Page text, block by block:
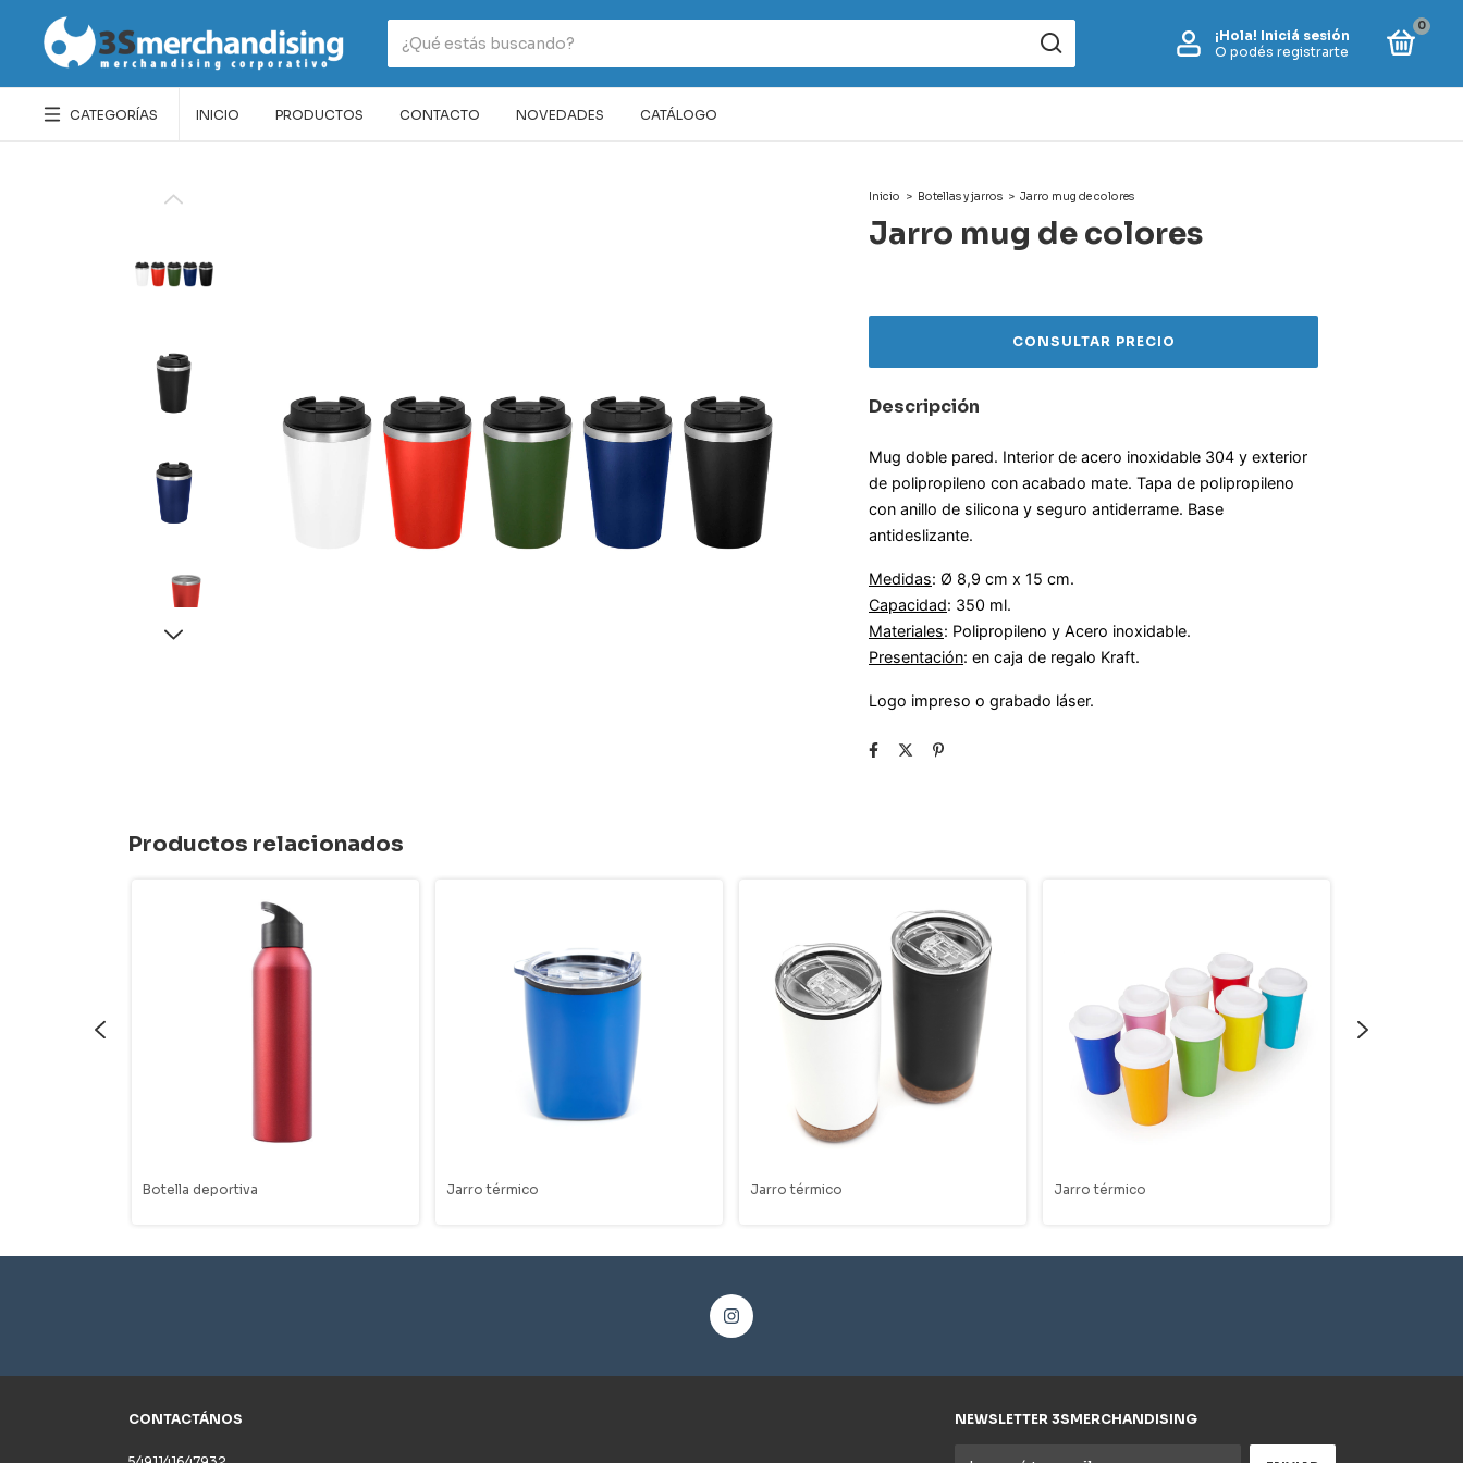
¡Hola! Iniciá sesión
O podés registrarte
0
CATEGORÍAS INICIO PRODUCTOS CONTACTO NOVEDADES CATÁLOGO
Inicio > Botellas y jarros > Jarro mug de colores
Jarro mug de colores
Descripción
Mug doble pared. Interior de acero inoxidable 304 y exterior
de polipropileno con acabado mate. Tapa de polipropileno
con anillo de silicona y seguro antiderrame. Base
antideslizante.
Medidas: Ø 8,9 cm x 15 cm.
Capacidad: 350 ml.
Materiales: Polipropileno y Acero inoxidable.
Presentación: en caja de regalo Kraft.
Logo impreso o grabado láser.
Productos relacionados
Botella deportiva Jarro térmico Jarro térmico Jarro térmico
CONTACTÁNOS NEWSLETTER 3SMERCHANDISING